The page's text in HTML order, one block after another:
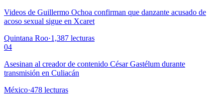
Videos de Guillermo Ochoa confirman que danzante acusado de
acoso sexual sigue en Xcaret
Quintana Roo·1,387 lecturas
04
Asesinan al creador de contenido César Gastélum durante
transmisión en Culiacán
México·478 lecturas